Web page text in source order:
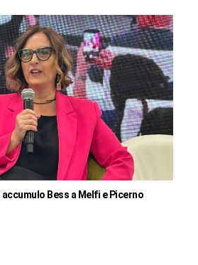
Bess a Melfi e Picerno